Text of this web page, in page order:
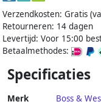
Verzendkosten: Gratis
Retourneren: 14 dagen
Levertijd: Voor 15:00
Betaalmethodes:
Specificaties
Merk Boss &